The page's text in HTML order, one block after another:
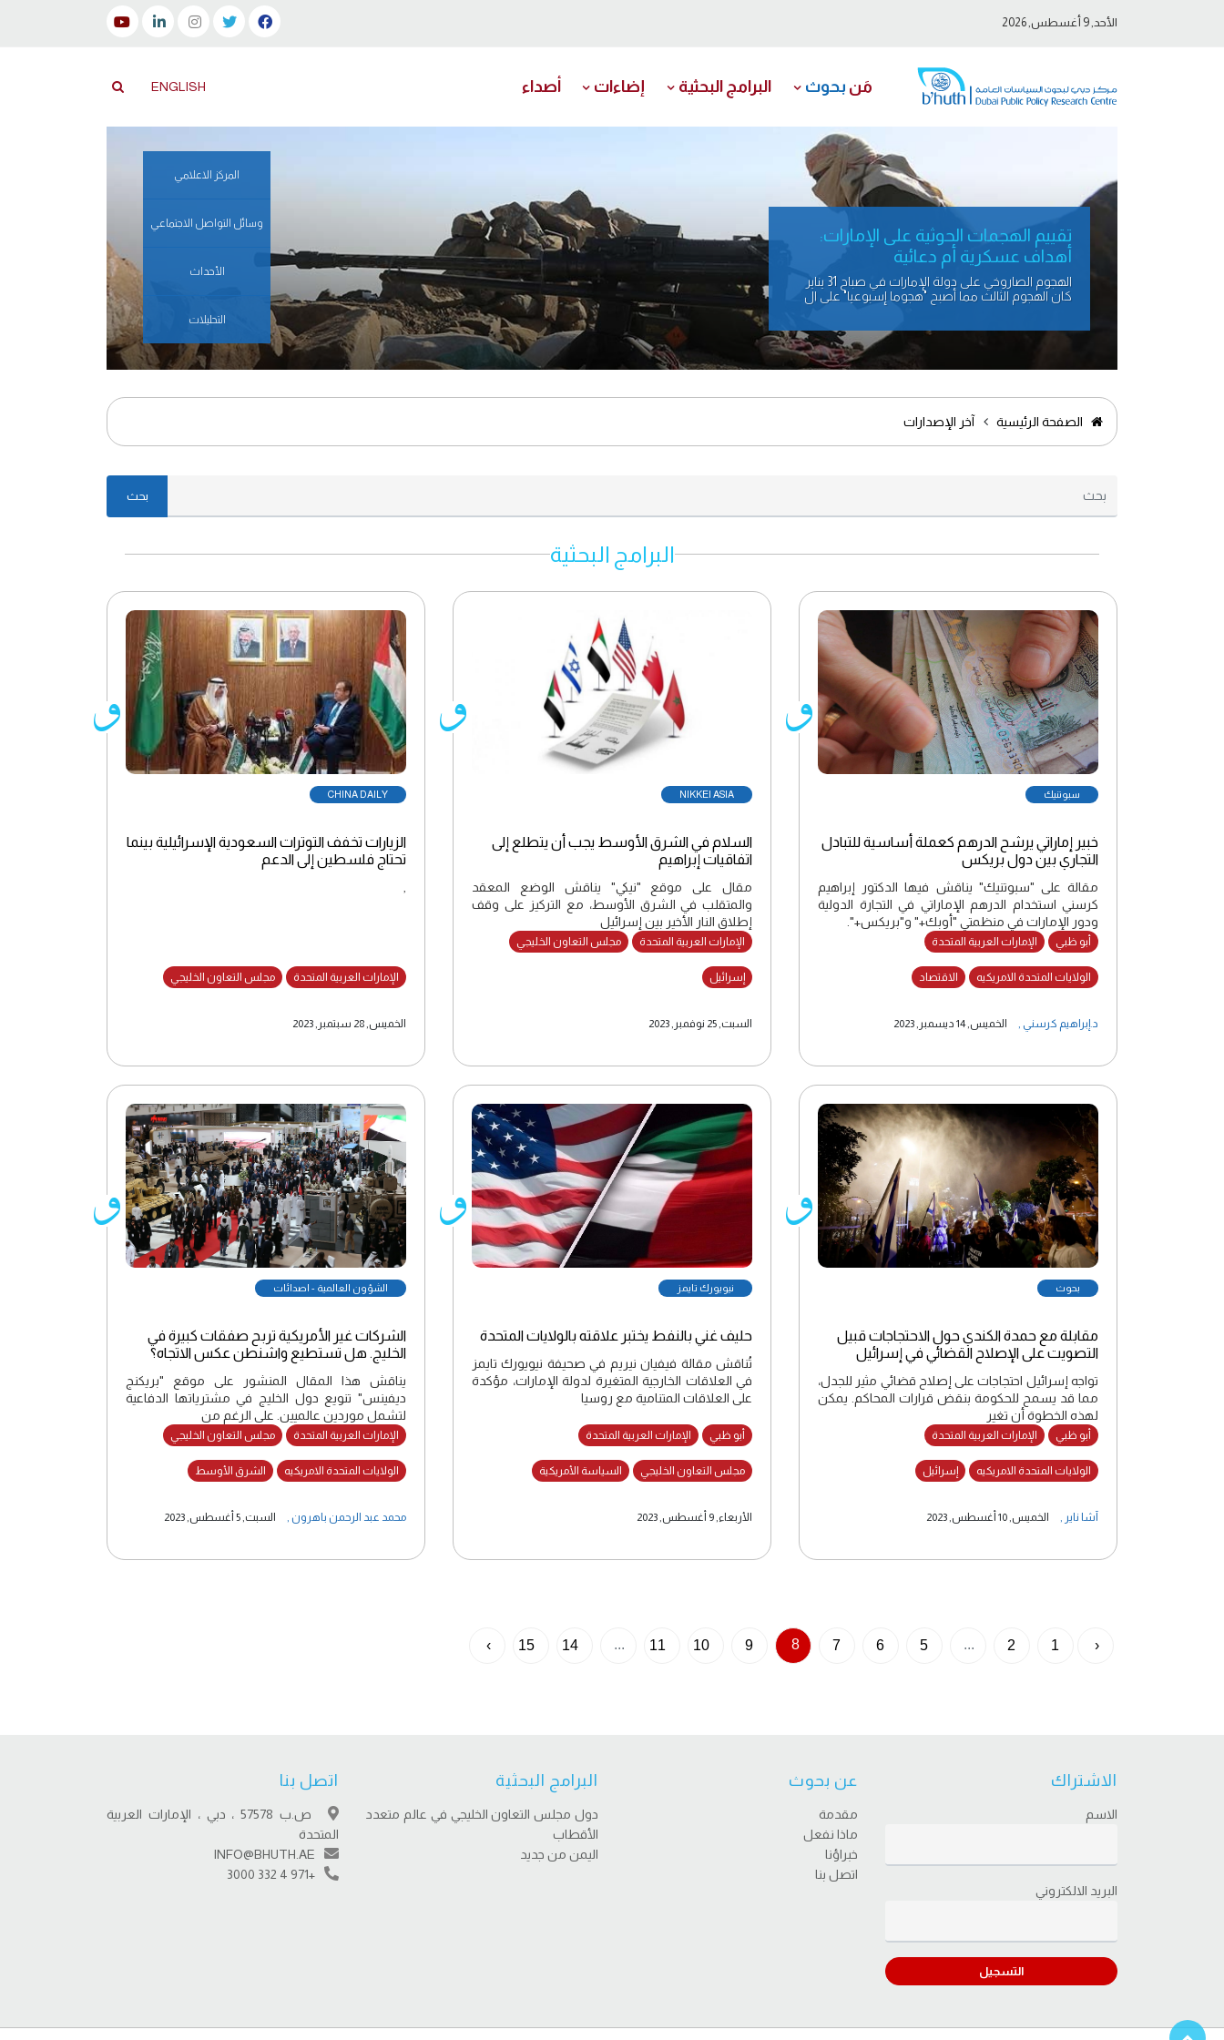
الأحد, 9 أغسطس, 2026
مَن بحوث البرامج البحثية إضاءات أصداء ENGLISH
المركز الاعلامي
وسائل التواصل الاجتماعي
الأحداث
التحليلات
تقييم الهجمات الحوثية على الإمارات:
أهداف عسكرية أم دعائية
الهجوم الصاروخي على دولة الإمارات في صباح 31 يناير
كان الهجوم الثالث مما أصبح "هجوما إسبوعيا" على ال
الصفحة الرئيسية آخر الإصدارات
بحث
البرامج البحثية
سبوتنيك
خبير إماراتي يرشح الدرهم كعملة أساسية للتبادل
التجاري بين دول بريكس
مقالة على "سبوتنيك" يناقش فيها الدكتور إبراهيم
كرسني استخدام الدرهم الإماراتي في التجارة الدولية
ودور الإمارات في منظمتي "أوبك+" و"بريكس+".
د.إبراهيم كرسني , الخميس, 14 ديسمبر, 2023
أبو ظبي الإمارات العربية المتحدة
الولايات المتحدة الامريكيه الاقتصاد
NIKKEI ASIA
السلام في الشرق الأوسط يجب أن يتطلع إلى
اتفاقيات إبراهيم
مقال على موقع "نيكي" يناقش الوضع المعقد
والمتقلب في الشرق الأوسط، مع التركيز على وقف
إطلاق النار الأخير بين إسرائيل
السبت, 25 نوفمبر, 2023
الإمارات العربية المتحدة مجلس التعاون الخليجي
إسرائيل
CHINA DAILY
الزيارات تخفف التوترات السعودية الإسرائيلية بينما
تحتاج فلسطين إلى الدعم
,
الخميس, 28 سبتمبر, 2023
الإمارات العربية المتحدة مجلس التعاون الخليجي
بحوث
مقابلة مع حمدة الكندي حول الاحتجاجات قبيل
التصويت على الإصلاح القضائي في إسرائيل
تواجه إسرائيل احتجاجات على إصلاح قضائي مثير للجدل،
مما قد يسمح للحكومة بنقض قرارات المحاكم. يمكن
لهذه الخطوة أن تغير
آشا ناير , الخميس, 10 أغسطس, 2023
أبو ظبي الإمارات العربية المتحدة
الولايات المتحدة الامريكيه إسرائيل
نيويورك تايمز
حليف غني بالنفط يختبر علاقته بالولايات المتحدة
تُناقش مقالة فيفيان نيريم في صحيفة نيويورك تايمز
في العلاقات الخارجية المتغيرة لدولة الإمارات، مؤكدة
على العلاقات المتنامية مع روسيا
الأربعاء, 9 أغسطس, 2023
أبو ظبي الإمارات العربية المتحدة
مجلس التعاون الخليجي السياسة الأمريكية
الشؤون العالمية - اصدائات
الشركات غير الأمريكية تربح صفقات كبيرة في
الخليج. هل تستطيع واشنطن عكس الاتجاه؟
يناقش هذا المقال المنشور على موقع "بريكنج
ديفينس" تنويع دول الخليج في مشترياتها الدفاعية
لتشمل موردين عالميين. على الرغم من
محمد عبد الرحمن باهرون , السبت, 5 أغسطس, 2023
الإمارات العربية المتحدة مجلس التعاون الخليجي
الولايات المتحدة الامريكيه الشرق الأوسط
‹
1
2
...
5
6
7
8
9
10
11
...
14
15
›
الاشتراك
الاسم
البريد الالكتروني
التسجيل
عن بحوث
مقدمة
ماذا نفعل
خبراؤنا
اتصل بنا
البرامج البحثية
دول مجلس التعاون الخليجي في عالم متعدد
الأقطاب
اليمن من جديد
اتصل بنا
ص.ب 57578 ، دبي ، الإمارات العربية
المتحدة
INFO@BHUTH.AE
+971 4 332 3000